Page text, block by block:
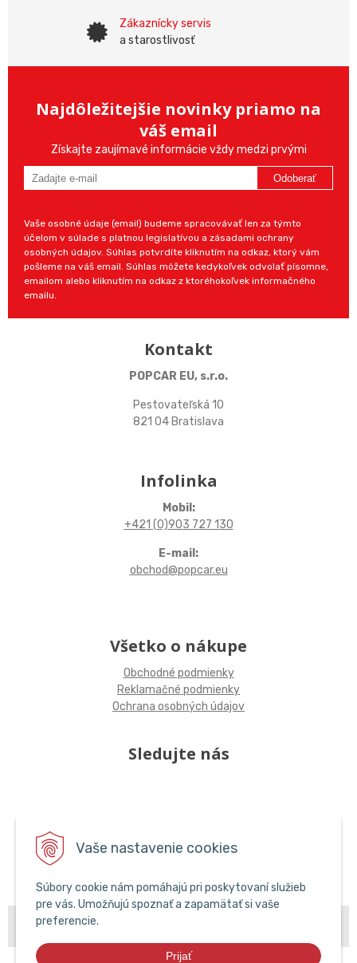
Vaše nastavenie cookies
Súbory cookie nám pomáhajú pri poskytovaní služieb
pre vás. Umožňujú spoznať a zapamätať si vaše
preferencie.
Prijať
Zákaznícky servis
a starostlivosť
Najdôležitejšie novinky priamo na
váš email
Získajte zaujímavé informácie vždy medzi prvými
Odoberať
Vaše osobné údaje (email) budeme spracovávať len za týmto
účelom v súlade s platnou legislatívou a zásadami ochrany
osobných údajov. Súhlas potvrdíte kliknutím na odkaz, ktorý vám
pošleme na váš email. Súhlas môžete kedykoľvek odvolať písomne,
emailom alebo kliknutím na odkaz z ktoréhokoľvek informačného
emailu.
Kontakt
POPCAR EU, s.r.o.
Pestovateľská 10
821 04 Bratislava
Infolinka
Mobil:
+421 (0)903 727 130
E-mail:
obchod@popcar.eu
Všetko o nákupe
Obchodné podmienky
Reklamačné podmienky
Ochrana osobných údajov
Sledujte nás
© 2026 POPCAR EU •